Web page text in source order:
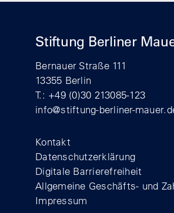
Stiftung Berliner
Bernauer Straße 111
13355 Berlin
T.: +49 (0)30 213085-123
info@stiftung-berliner-
Kontakt
Datenschutzerklärung
Digitale Barrierefreiheit
Allgemeine Geschäfts- und
Impressum